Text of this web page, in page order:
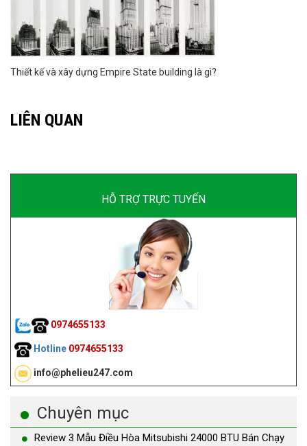
Thiết kế và xây dựng Empire State building là gì?
LIÊN QUAN
HỖ TRỢ TRỰC TUYẾN
0974655133
Hotline 0974655133
info@phelieu247.com
Chuyên mục
Review 3 Mẫu Điều Hòa Mitsubishi 24000 BTU Bán Chạy